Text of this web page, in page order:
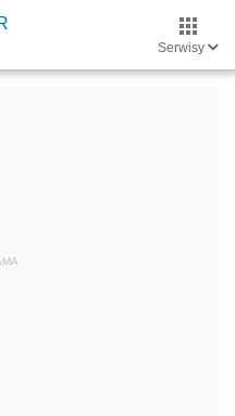
Serwisy